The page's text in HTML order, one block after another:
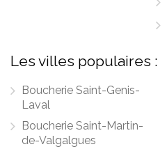
Les villes populaires :
Boucherie Saint-Genis-
Laval
Boucherie Saint-Martin-
de-Valgalgues